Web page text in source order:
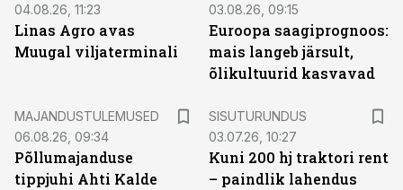
04.08.26, 11:23
Linas Agro avas
Muugal viljaterminali
03.08.26, 09:15
Euroopa saagiprognoos:
mais langeb järsult,
õlikultuurid kasvavad
MAJANDUSTULEMUSED
06.08.26, 09:34
Põllumajanduse
tippjuhi Ahti Kalde
SISUTURUNDUS
03.07.26, 10:27
Kuni 200 hj traktori rent
– paindlik lahendus